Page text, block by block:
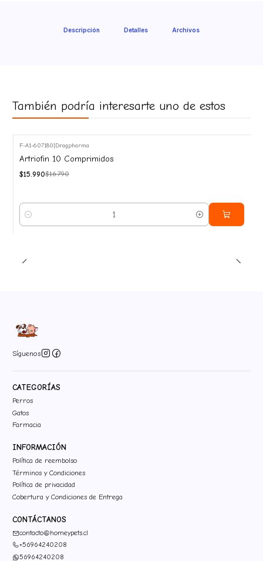
Descripción Detalles Archivos
También podría interesarte uno de estos
-5%
OFF
F-A1-607180 Dragpharma
Artriofin 10 Comprimidos
$15.990$16.790
Cantidad
Síguenos
CATEGORÍAS
Perros
Gatos
Farmacia
INFORMACIÓN
Política de reembolso
Términos y Condiciones
Política de privacidad
Cobertura y Condiciones de Entrega
CONTÁCTANOS
contacto@homeypets.cl
+56964240208
56964240208